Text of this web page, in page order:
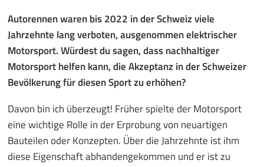
Autorennen waren bis 2022 in der Schweiz viele
Jahrzehnte lang verboten, ausgenommen elektrischer
Motorsport. Würdest du sagen, dass nachhaltiger
Motorsport helfen kann, die Akzeptanz in der Schweizer
Bevölkerung für diesen Sport zu erhöhen?
Davon bin ich überzeugt! Früher spielte der Motorsport
eine wichtige Rolle in der Erprobung von neuartigen
Bauteilen oder Konzepten. Über die Jahrzehnte ist ihm
diese Eigenschaft abhandengekommen und er ist zu